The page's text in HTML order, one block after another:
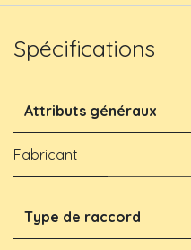
Spécifications
Attributs généraux
Fabricant
Type de raccord